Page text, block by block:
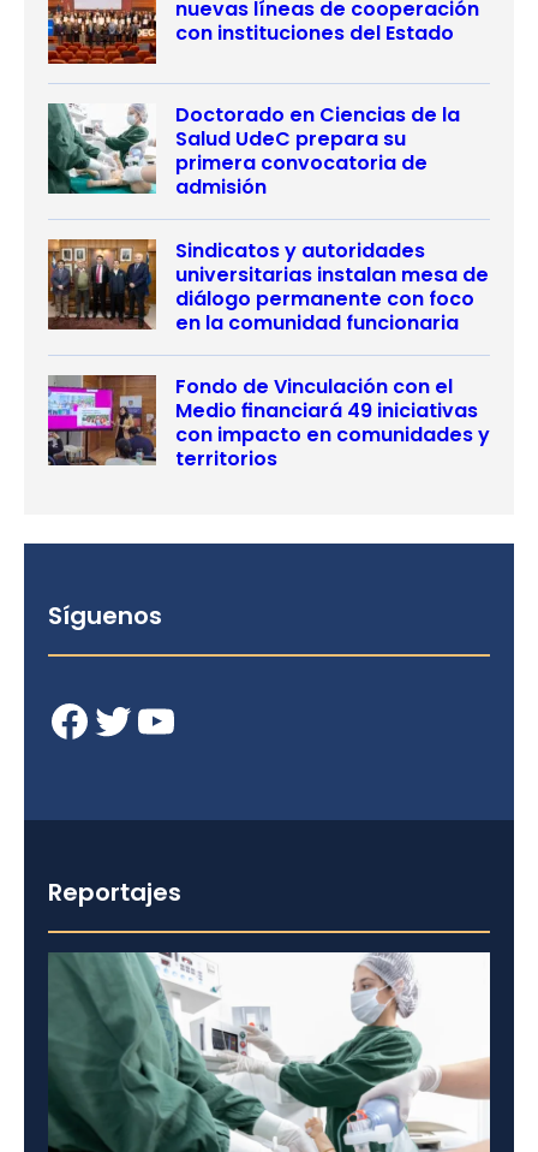
nuevas líneas de cooperación
con instituciones del Estado
Doctorado en Ciencias de la
Salud UdeC prepara su
primera convocatoria de
admisión
Sindicatos y autoridades
universitarias instalan mesa de
diálogo permanente con foco
en la comunidad funcionaria
Fondo de Vinculación con el
Medio financiará 49 iniciativas
con impacto en comunidades y
territorios
Síguenos
Facebook Twitter YouTube
Reportajes